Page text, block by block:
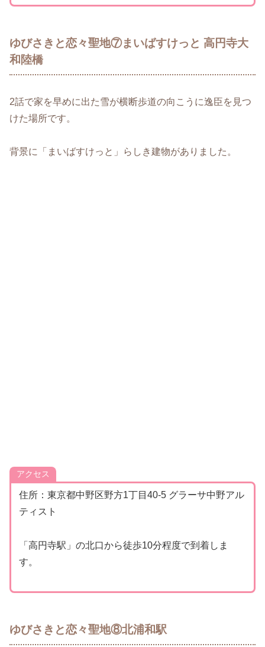
ゆびさきと恋々聖地⑦まいばすけっと 高円寺大
和陸橋
2話で家を早めに出た雪が横断歩道の向こうに逸臣を見つ
けた場所です。
背景に「まいばすけっと」らしき建物がありました。
アクセス
住所：東京都中野区野方1丁目40‐5 グラーサ中野アル
ティスト
「高円寺駅」の北口から徒歩10分程度で到着しま
す。
ゆびさきと恋々聖地⑧北浦和駅